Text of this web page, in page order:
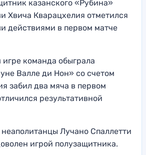
казанского «Рубина»
Хвича Кварацхелия отметился
действиями в первом матче
команда обыграла
Валле ди Нон» со счетом
забил два мяча в первом
результативной
Лучано Спаллетти
игрой полузащитника.